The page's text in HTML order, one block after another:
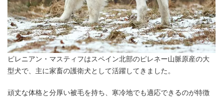
ピレニアン・マスティフはスペイン北部のピレネー山脈原産の大
型犬で、主に家畜の護衛犬として活躍してきました。
頑丈な体格と分厚い被毛を持ち、寒冷地でも適応できるのが特徴